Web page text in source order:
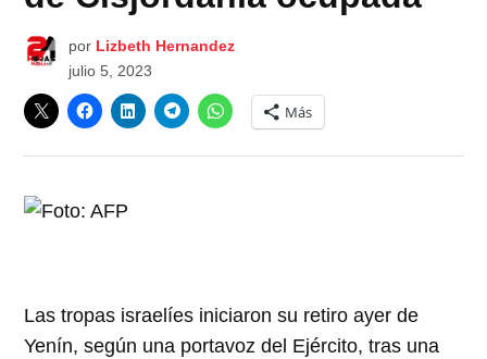
por Lizbeth Hernandez
julio 5, 2023
Más
Las tropas israelíes iniciaron su retiro ayer de
Yenín, según una portavoz del Ejército, tras una